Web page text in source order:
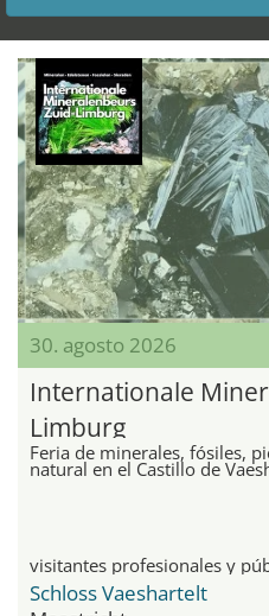
30. agosto 2026
Internationale
Limburg
Feria de minerales, fósiles,
natural en el Castillo de
visitantes profesionales y
Schloss Vaeshartelt